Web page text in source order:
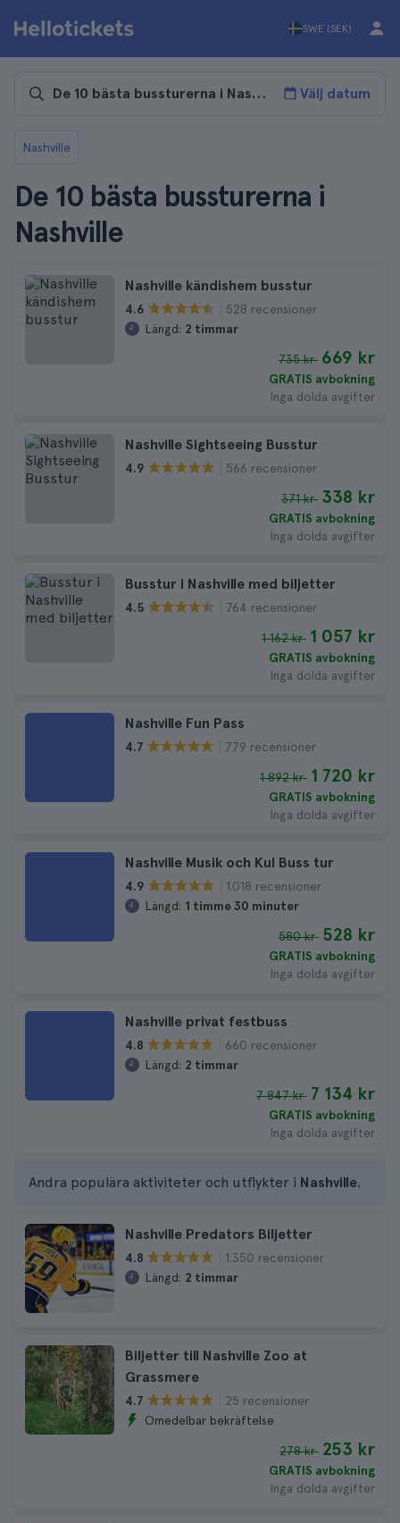
SWE (SEK)
Välj datum
Nashville
De 10 bästa bussturerna i
Nashville
Nashville kändishem busstur
4.6
528 recensioner
Längd: 2 timmar
735 kr 669 kr
GRATIS avbokning
Inga dolda avgifter
Nashville Sightseeing Busstur
4.9 566 recensioner
371 kr 338 kr
GRATIS avbokning
Inga dolda avgifter
Busstur i Nashville med biljetter
4.5 764 recensioner
1 162 kr 1 057 kr
GRATIS avbokning
Inga dolda avgifter
Nashville Fun Pass
4.7 779 recensioner
1 892 kr 1 720 kr
GRATIS avbokning
Inga dolda avgifter
Nashville Musik och Kul Buss tur
4.9
1.018 recensioner
Längd: 1 timme 30 minuter
580 kr 528 kr
GRATIS avbokning
Inga dolda avgifter
Nashville privat festbuss
4.8
660 recensioner
Längd: 2 timmar
7 847 kr 7 134 kr
GRATIS avbokning
Inga dolda avgifter
Andra populära aktiviteter och utflykter i Nashville.
Nashville Predators Biljetter
4.8
1.350 recensioner
Längd: 2 timmar
Biljetter till Nashville Zoo at
Grassmere
4.7
25 recensioner
Omedelbar bekräftelse
278 kr 253 kr
GRATIS avbokning
Inga dolda avgifter